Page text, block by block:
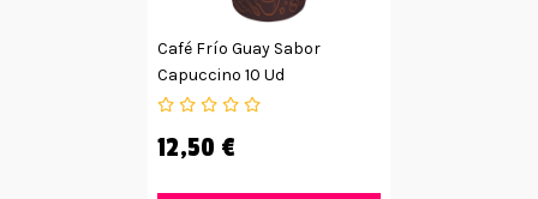
Café Frío Guay Sabor
Capuccino 10 Ud
12,50 €